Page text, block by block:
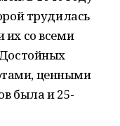
трудилась
их со всеми
ценными
была и 25-